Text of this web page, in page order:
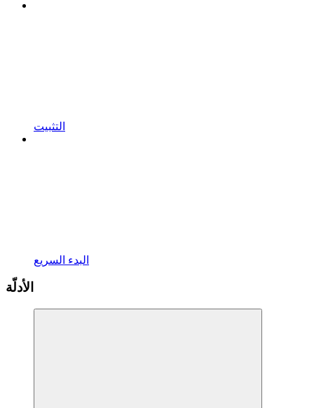
التثبيت
البدء السريع
الأدلّة